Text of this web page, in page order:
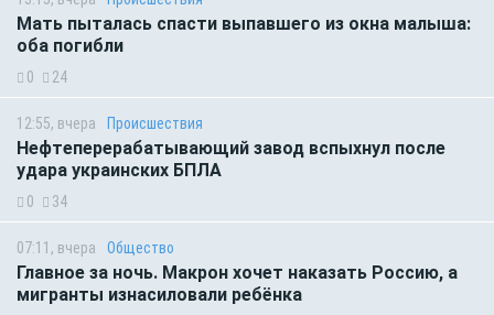
Мать пыталась спасти выпавшего из окна малыша:
оба погибли
0 24
12:55, вчера Происшествия
Нефтеперерабатывающий завод вспыхнул после
удара украинских БПЛА
0 34
07:11, вчера Общество
Главное за ночь. Макрон хочет наказать Россию, а
мигранты изнасиловали ребёнка